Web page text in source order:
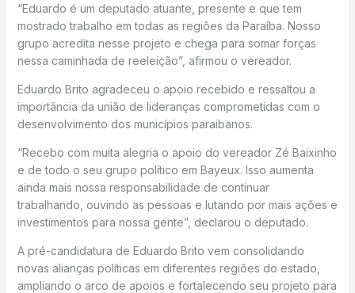
“Eduardo é um deputado atuante, presente e que tem
mostrado trabalho em todas as regiões da Paraíba. Nosso
grupo acredita nesse projeto e chega para somar forças
nessa caminhada de reeleição”, afirmou o vereador.
Eduardo Brito agradeceu o apoio recebido e ressaltou a
importância da união de lideranças comprometidas com o
desenvolvimento dos municípios paraibanos.
“Recebo com muita alegria o apoio do vereador Zé Baixinho
e de todo o seu grupo político em Bayeux. Isso aumenta
ainda mais nossa responsabilidade de continuar
trabalhando, ouvindo as pessoas e lutando por mais ações e
investimentos para nossa gente”, declarou o deputado.
A pré-candidatura de Eduardo Brito vem consolidando
novas alianças políticas em diferentes regiões do estado,
ampliando o arco de apoios e fortalecendo seu projeto para